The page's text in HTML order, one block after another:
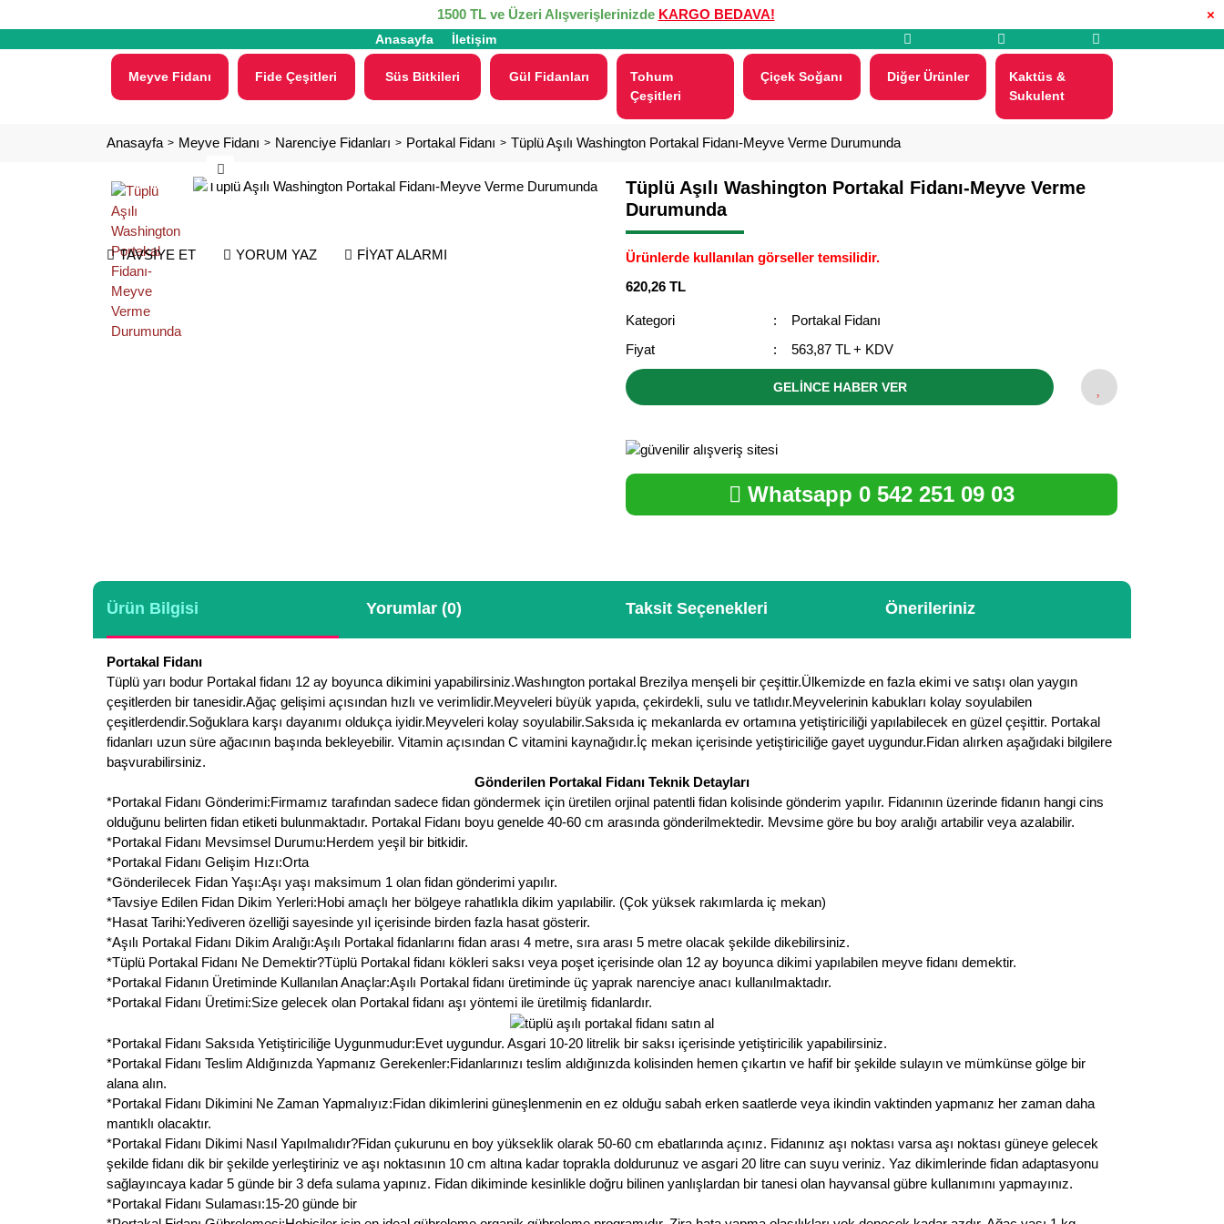
×
1500 TL ve Üzeri Alışverişlerinizde KARGO BEDAVA!
Anasayfa İletişim
Meyve Fidanı Fide Çeşitleri Süs Bitkileri Gül Fidanları
Tohum
Çeşitleri
Çiçek Soğanı Diğer Ürünler
Kaktüs &
Sukulent
Anasayfa Meyve Fidanı Narenciye Fidanları Portakal Fidanı Tüplü Aşılı Washington Portakal Fidanı-Meyve Verme Durumunda
TAVSİYE ET YORUM YAZ FİYAT ALARMI
Tüplü Aşılı Washington Portakal Fidanı-Meyve Verme
Durumunda
Ürünlerde kullanılan görseller temsilidir.
620,26 TL
Kategori
Portakal Fidanı
Fiyat
563,87 TL + KDV
GELİNCE HABER VER
Whatsapp 0 542 251 09 03
Ürün Bilgisi Yorumlar (0) Taksit Seçenekleri Önerileriniz
Portakal Fidanı
Tüplü yarı bodur Portakal fidanı 12 ay boyunca dikimini yapabilirsiniz.Washıngton portakal Brezilya menşeli bir çeşittir.Ülkemizde en fazla ekimi ve satışı olan yaygın
çeşitlerden bir tanesidir.Ağaç gelişimi açısından hızlı ve verimlidir.Meyveleri büyük yapıda, çekirdekli, sulu ve tatlıdır.Meyvelerinin kabukları kolay soyulabilen
çeşitlerdendir.Soğuklara karşı dayanımı oldukça iyidir.Meyveleri kolay soyulabilir.Saksıda iç mekanlarda ev ortamına yetiştiriciliği yapılabilecek en güzel çeşittir. Portakal
fidanları uzun süre ağacının başında bekleyebilir. Vitamin açısından C vitamini kaynağıdır.İç mekan içerisinde yetiştiriciliğe gayet uygundur.Fidan alırken aşağıdaki bilgilere
başvurabilirsiniz.
Gönderilen Portakal Fidanı Teknik Detayları
*Portakal Fidanı Gönderimi:Firmamız tarafından sadece fidan göndermek için üretilen orjinal patentli fidan kolisinde gönderim yapılır. Fidanının üzerinde fidanın hangi cins
olduğunu belirten fidan etiketi bulunmaktadır. Portakal Fidanı boyu genelde 40-60 cm arasında gönderilmektedir. Mevsime göre bu boy aralığı artabilir veya azalabilir.
*Portakal Fidanı Mevsimsel Durumu:Herdem yeşil bir bitkidir.
*Portakal Fidanı Gelişim Hızı:Orta
*Gönderilecek Fidan Yaşı:Aşı yaşı maksimum 1 olan fidan gönderimi yapılır.
*Tavsiye Edilen Fidan Dikim Yerleri:Hobi amaçlı her bölgeye rahatlıkla dikim yapılabilir. (Çok yüksek rakımlarda iç mekan)
*Hasat Tarihi:Yediveren özelliği sayesinde yıl içerisinde birden fazla hasat gösterir.
*Aşılı Portakal Fidanı Dikim Aralığı:Aşılı Portakal fidanlarını fidan arası 4 metre, sıra arası 5 metre olacak şekilde dikebilirsiniz.
*Tüplü Portakal Fidanı Ne Demektir?Tüplü Portakal fidanı kökleri saksı veya poşet içerisinde olan 12 ay boyunca dikimi yapılabilen meyve fidanı demektir.
*Portakal Fidanın Üretiminde Kullanılan Anaçlar:Aşılı Portakal fidanı üretiminde üç yaprak narenciye anacı kullanılmaktadır.
*Portakal Fidanı Üretimi:Size gelecek olan Portakal fidanı aşı yöntemi ile üretilmiş fidanlardır.
*Portakal Fidanı Saksıda Yetiştiriciliğe Uygunmudur:Evet uygundur. Asgari 10-20 litrelik bir saksı içerisinde yetiştiricilik yapabilirsiniz.
*Portakal Fidanı Teslim Aldığınızda Yapmanız Gerekenler:Fidanlarınızı teslim aldığınızda kolisinden hemen çıkartın ve hafif bir şekilde sulayın ve mümkünse gölge bir
alana alın.
*Portakal Fidanı Dikimini Ne Zaman Yapmalıyız:Fidan dikimlerini güneşlenmenin en ez olduğu sabah erken saatlerde veya ikindin vaktinden yapmanız her zaman daha
mantıklı olacaktır.
*Portakal Fidanı Dikimi Nasıl Yapılmalıdır?Fidan çukurunu en boy yükseklik olarak 50-60 cm ebatlarında açınız. Fidanınız aşı noktası varsa aşı noktası güneye gelecek
şekilde fidanı dik bir şekilde yerleştiriniz ve aşı noktasının 10 cm altına kadar toprakla doldurunuz ve asgari 20 litre can suyu veriniz. Yaz dikimlerinde fidan adaptasyonu
sağlayıncaya kadar 5 günde bir 3 defa sulama yapınız. Fidan dikiminde kesinlikle doğru bilinen yanlışlardan bir tanesi olan hayvansal gübre kullanımını yapmayınız.
*Portakal Fidanı Sulaması:15-20 günde bir